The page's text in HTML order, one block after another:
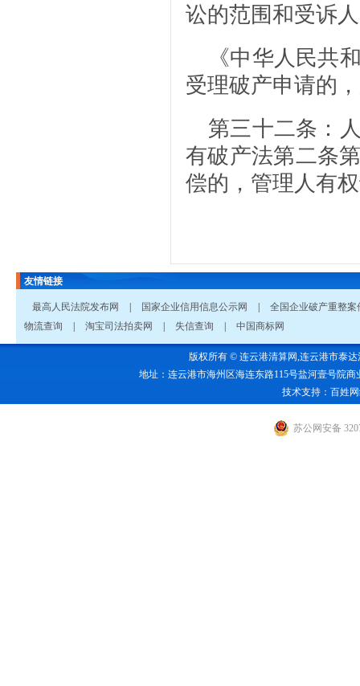
讼的范围和受诉
《中华人民共
受理破产申请的
第三十二条：
有破产法第二条
偿的，管理人有
友情链接
最高人民法院发布网 国家企业信用信息公示网
全国企业破产重整案
物流查询
淘宝司法拍卖网 失信查询 中国商标网
版权所有 © 连云港清算网,连云港市泰达
地址：连云港市海州区海连东路115号盐河壹号院商
技术支持： 百姓
苏公网安备